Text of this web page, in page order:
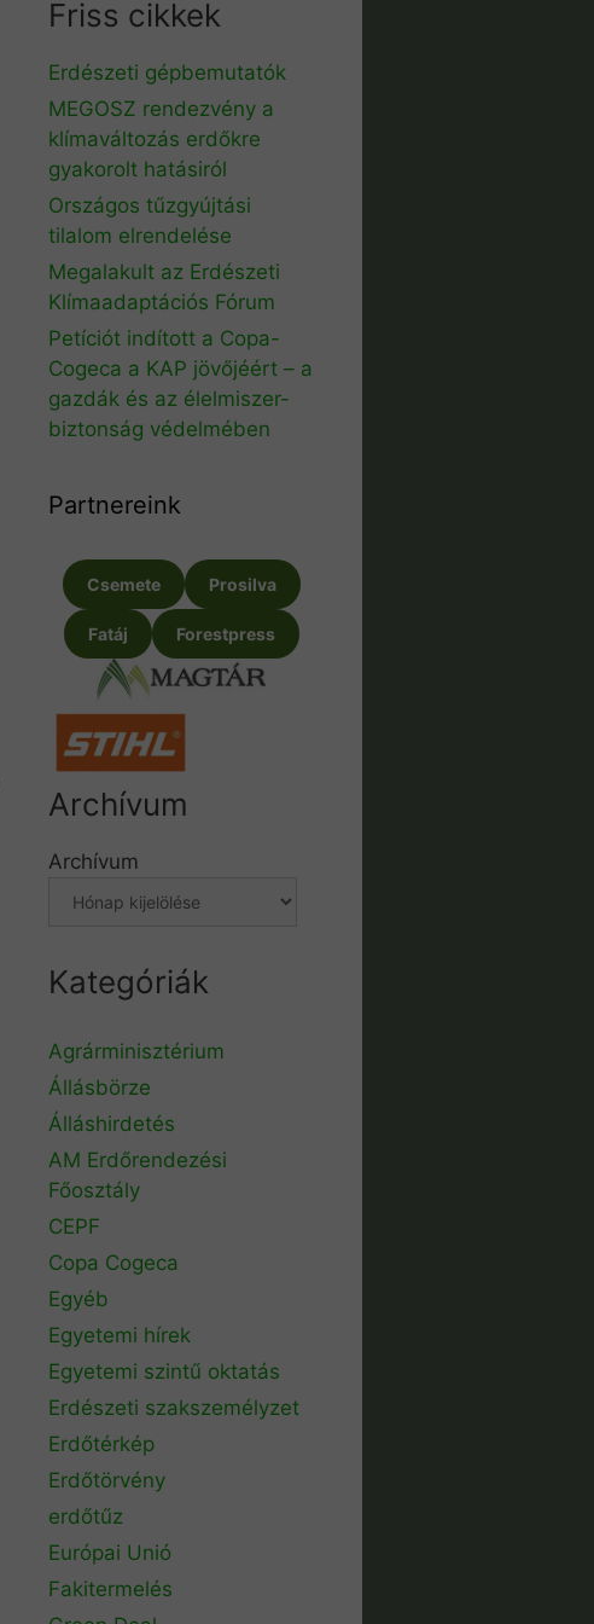
Friss cikkek
Erdészeti gépbemutatók
MEGOSZ rendezvény a
klímaváltozás erdőkre
gyakorolt hatásiról
Országos tűzgyújtási
tilalom elrendelése
Megalakult az Erdészeti
Klímaadaptációs Fórum
Petíciót indított a Copa-
Cogeca a KAP jövőjéért – a
gazdák és az élelmiszer-
biztonság védelmében
Partnereink
Csemete Prosilva
Fatáj Forestpress
Archívum
Archívum
Kategóriák
Agrárminisztérium
Állásbörze
Álláshirdetés
AM Erdőrendezési
Főosztály
CEPF
Copa Cogeca
Egyéb
Egyetemi hírek
Egyetemi szintű oktatás
Erdészeti szakszemélyzet
Erdőtérkép
Erdőtörvény
erdőtűz
Európai Unió
Fakitermelés